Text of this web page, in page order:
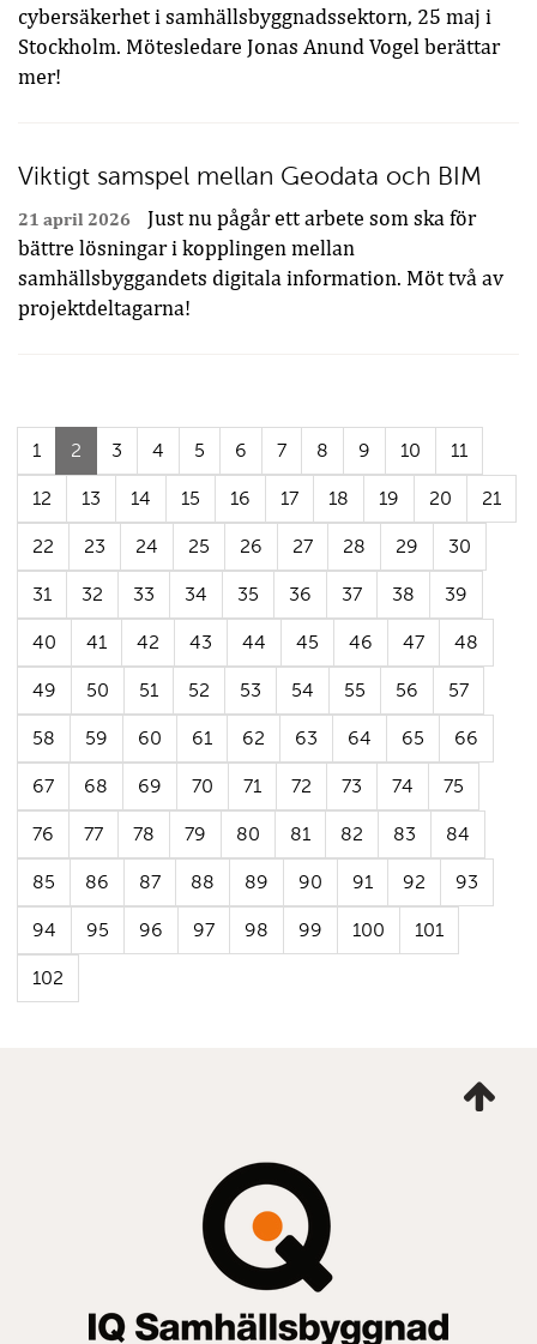
cybersäkerhet i samhällsbyggnadssektorn, 25 maj i
Stockholm. Mötesledare Jonas Anund Vogel berättar
mer!
Viktigt samspel mellan Geodata och BIM
21 april 2026
Just nu pågår ett arbete som ska för
bättre lösningar i kopplingen mellan
samhällsbyggandets digitala information. Möt två av
projektdeltagarna!
1 2 (Aktuell
sida)
3 4 5 6 7 8 9 10 11
12 13 14 15 16 17 18 19 20 21
22 23 24 25 26 27 28 29 30
31 32 33 34 35 36 37 38 39
40 41 42 43 44 45 46 47 48
49 50 51 52 53 54 55 56 57
58 59 60 61 62 63 64 65 66
67 68 69 70 71 72 73 74 75
76 77 78 79 80 81 82 83 84
85 86 87 88 89 90 91 92 93
94 95 96 97 98 99 100 101
102
mig